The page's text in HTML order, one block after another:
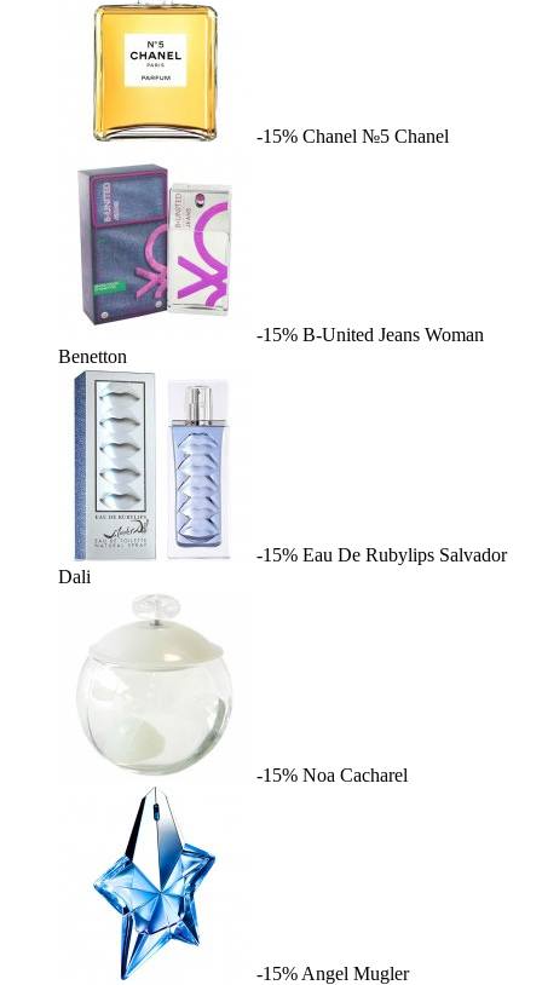
-15% Chanel №5 Chanel
-15% B-United Jeans Woman
Benetton
-15% Eau De Rubylips Salvador
Dali
-15% Noa Cacharel
-15% Angel Mugler